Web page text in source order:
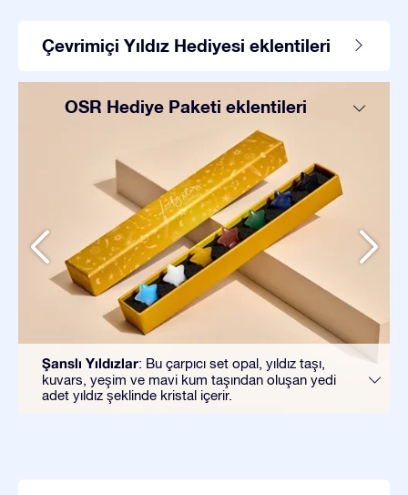
Çevrimiçi Yıldız Hediyesi eklentileri
OSR Hediye Paketi eklentileri
Şanslı Yıldızlar: Bu çarpıcı set opal, yıldız taşı,
kuvars, yeşim ve mavi kum taşından oluşan yedi
adet yıldız şeklinde kristal içerir.